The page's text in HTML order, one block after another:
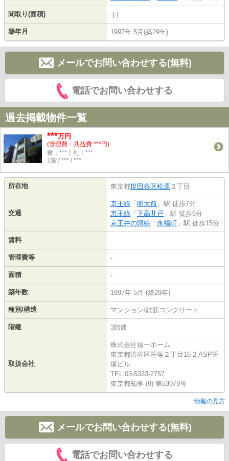
間取り(面積) -(-)
築年月 1997年 5月(築29年)
メールでお問い合わせする(無料)
電話でお問い合わせする
過去掲載物件一覧
***万円
(管理費・共益費 ***円)
敷：***｜礼：***
1階 / *** / ***
所在地 東京都世田谷区松原 ２丁目
交通
京王線 「 明大前 」駅 徒歩7分
京王線 「 下高井戸 」駅 徒歩6分
京王井の頭線 「 永福町 」駅 徒歩15分
賃料 -
管理費等 -
面積 -
築年数 1997年 5月 (築29年)
種別/構造 マンション/鉄筋コンクリート
階建 3階建
取扱会社
株式会社福一ホーム
東京都渋谷区笹塚２丁目16-2 ASP笹
塚ビル
TEL:03-5333-2757
東京都知事 (9) 第53079号
情報の見方
メールでお問い合わせする(無料)
電話でお問い合わせする